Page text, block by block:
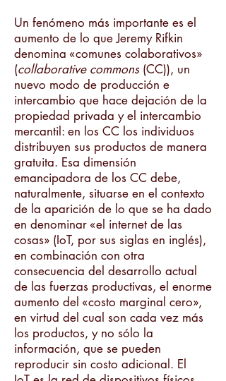
Un fenómeno más importante es el
aumento de lo que Jeremy Rifkin
denomina «comunes colaborativos»
(collaborative commons(CC)), un
nuevo modo de producción e
intercambio que hace dejación de la
propiedad privada y el intercambio
mercantil: en los CC los individuos
distribuyen sus productos de manera
gratuita. Esa dimensión
emancipadora de los CC debe,
naturalmente, situarse en el contexto
de la aparición de lo que se ha dado
en denominar «el internet de las
cosas» (IoT, por sus siglas en inglés),
en combinación con otra
consecuencia del desarrollo actual
de las fuerzas productivas, el enorme
aumento del «costo marginal cero»,
en virtud del cual son cada vez más
los productos, y no sólo la
información, que se pueden
reproducir sin costo adicional. El